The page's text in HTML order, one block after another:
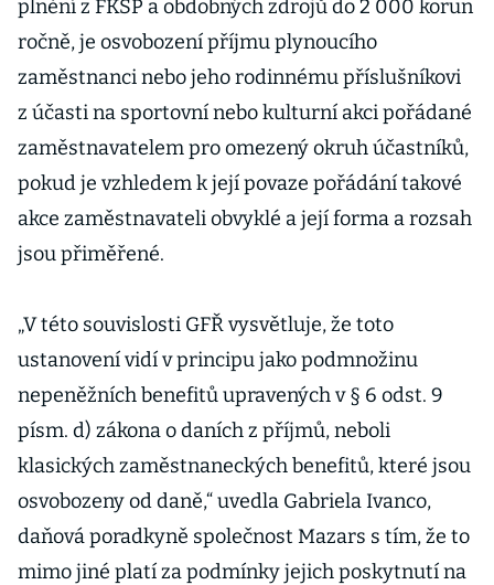
plnění z FKSP a obdobných zdrojů do 2 000 korun
ročně, je osvobození příjmu plynoucího
zaměstnanci nebo jeho rodinnému příslušníkovi
z účasti na sportovní nebo kulturní akci pořádané
zaměstnavatelem pro omezený okruh účastníků,
pokud je vzhledem k její povaze pořádání takové
akce zaměstnavateli obvyklé a její forma a rozsah
jsou přiměřené.
„V této souvislosti GFŘ vysvětluje, že toto
ustanovení vidí v principu jako podmnožinu
nepeněžních benefitů upravených v § 6 odst. 9
písm. d) zákona o daních z příjmů, neboli
klasických zaměstnaneckých benefitů, které jsou
osvobozeny od daně,“ uvedla Gabriela Ivanco,
daňová poradkyně společnost Mazars s tím, že to
mimo jiné platí za podmínky jejich poskytnutí na